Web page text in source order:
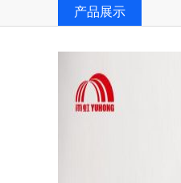
产品展示